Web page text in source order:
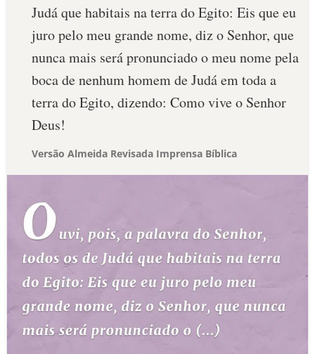
Judá que habitais na terra do Egito: Eis que eu
juro pelo meu grande nome, diz o Senhor, que
nunca mais será pronunciado o meu nome pela
boca de nenhum homem de Judá em toda a
terra do Egito, dizendo: Como vive o Senhor
Deus!
Versão Almeida Revisada Imprensa Bíblica